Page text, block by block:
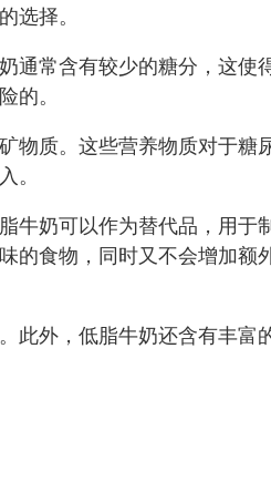
选择。
通常含有较少的糖分，这使
的。
物质。这些营养物质对于糖
。
牛奶可以作为替代品，用于
的食物，同时又不会增加额
此外，低脂牛奶还含有丰富